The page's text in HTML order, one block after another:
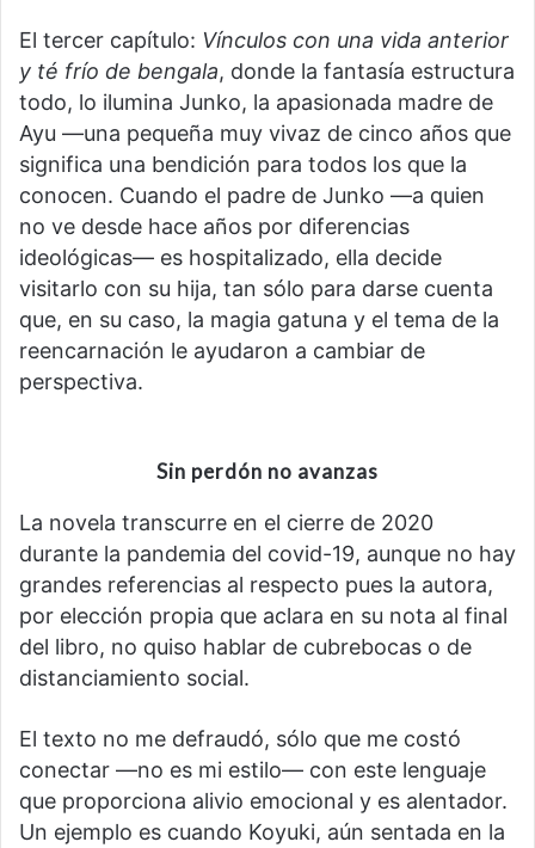
El tercer capítulo: Vínculos con una vida anterior
y té frío de bengala, donde la fantasía estructura
todo, lo ilumina Junko, la apasionada madre de
Ayu —una pequeña muy vivaz de cinco años que
significa una bendición para todos los que la
conocen. Cuando el padre de Junko —a quien
no ve desde hace años por diferencias
ideológicas— es hospitalizado, ella decide
visitarlo con su hija, tan sólo para darse cuenta
que, en su caso, la magia gatuna y el tema de la
reencarnación le ayudaron a cambiar de
perspectiva.
Sin perdón no avanzas
La novela transcurre en el cierre de 2020
durante la pandemia del covid-19, aunque no hay
grandes referencias al respecto pues la autora,
por elección propia que aclara en su nota al final
del libro, no quiso hablar de cubrebocas o de
distanciamiento social.
El texto no me defraudó, sólo que me costó
conectar —no es mi estilo— con este lenguaje
que proporciona alivio emocional y es alentador.
Un ejemplo es cuando Koyuki, aún sentada en la